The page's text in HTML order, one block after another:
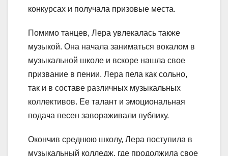
конкурсах и получала призовые места.
Помимо танцев, Лера увлекалась также
музыкой. Она начала заниматься вокалом в
музыкальной школе и вскоре нашла свое
призвание в пении. Лера пела как сольно,
так и в составе различных музыкальных
коллективов. Ее талант и эмоциональная
подача песен завораживали публику.
Окончив среднюю школу, Лера поступила в
музыкальный колледж, где продолжила свое